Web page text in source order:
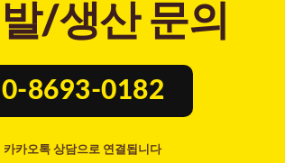
/생산 문의
8693-0182
카오톡 상담으로 연결됩니다